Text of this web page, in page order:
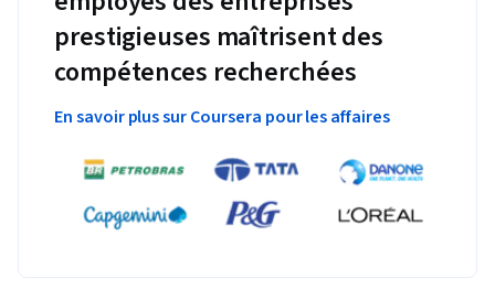
prestigieuses maîtrisent des
compétences recherchées
En savoir plus sur Coursera pour les affaires